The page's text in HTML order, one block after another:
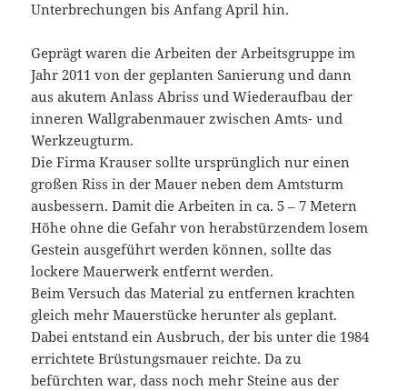
Unterbrechungen bis Anfang April hin.
Geprägt waren die Arbeiten der Arbeitsgruppe im
Jahr 2011 von der geplanten Sanierung und dann
aus akutem Anlass Abriss und Wiederaufbau der
inneren Wallgrabenmauer zwischen Amts- und
Werkzeugturm.
Die Firma Krauser sollte ursprünglich nur einen
großen Riss in der Mauer neben dem Amtsturm
ausbessern. Damit die Arbeiten in ca. 5 – 7 Metern
Höhe ohne die Gefahr von herabstürzendem losem
Gestein ausgeführt werden können, sollte das
lockere Mauerwerk entfernt werden.
Beim Versuch das Material zu entfernen krachten
gleich mehr Mauerstücke herunter als geplant.
Dabei entstand ein Ausbruch, der bis unter die 1984
errichtete Brüstungsmauer reichte. Da zu
befürchten war, dassnoch mehr Steine aus der